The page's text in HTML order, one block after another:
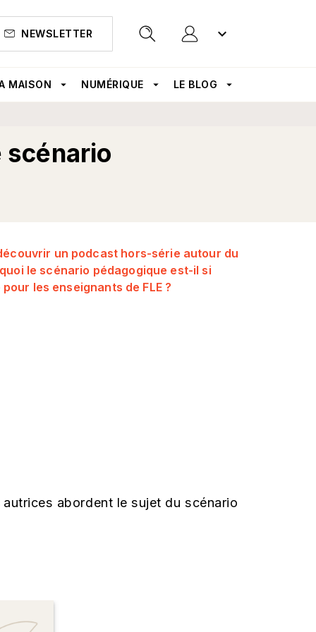
NEWSLETTER keyboard_arrow_down
MAISON arrow_drop_down NUMÉRIQUE arrow_drop_down LE BLOG arrow_drop_down
scénario
un podcast hors-série autour du
le scénario pédagogique est-il si
les enseignants de FLE ?
abordent le sujet du scénario